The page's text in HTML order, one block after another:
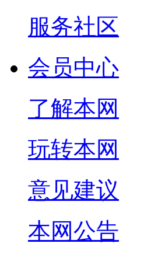
服务社区
会员中心
了解本网
玩转本网
意见建议
本网公告